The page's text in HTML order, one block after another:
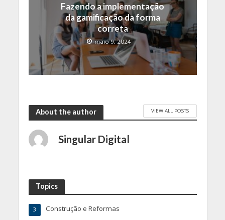
Fazendo a implementação
da gamificação da forma
correta
maio 9, 2024
About the author VIEW ALL POSTS
Singular Digital
Topics
Construção e Reformas
3